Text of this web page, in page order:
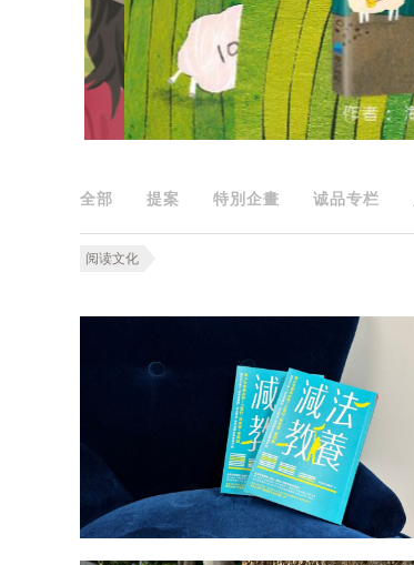
全部 提案 特別企畫 诚品专栏
阅读文化